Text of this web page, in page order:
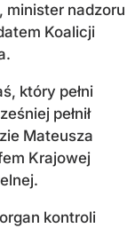
minister nadzoru
Koalicji
który pełni
pełnił
Mateusza
Krajowej
kontroli